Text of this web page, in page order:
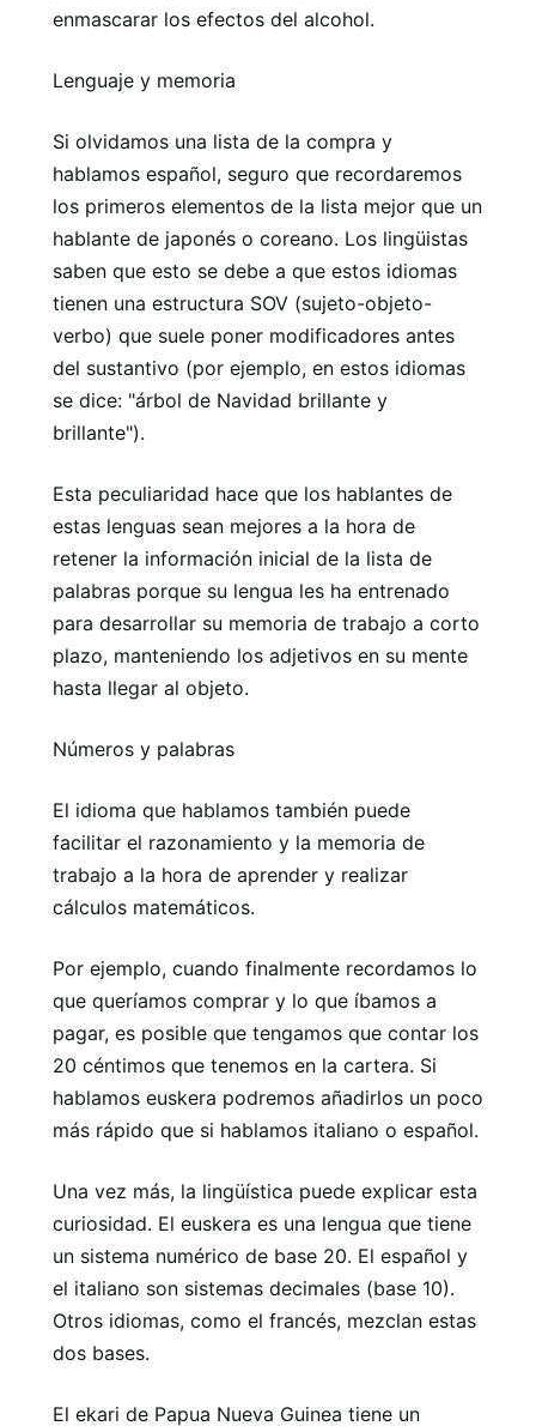
enmascarar los efectos del alcohol.
Lenguaje y memoria
Si olvidamos una lista de la compra y
hablamos español, seguro que recordaremos
los primeros elementos de la lista mejor que un
hablante de japonés o coreano. Los lingüistas
saben que esto se debe a que estos idiomas
tienen una estructura SOV (sujeto-objeto-
verbo) que suele poner modificadores antes
del sustantivo (por ejemplo, en estos idiomas
se dice: "árbol de Navidad brillante y
brillante").
Esta peculiaridad hace que los hablantes de
estas lenguas sean mejores a la hora de
retener la información inicial de la lista de
palabras porque su lengua les ha entrenado
para desarrollar su memoria de trabajo a corto
plazo, manteniendo los adjetivos en su mente
hasta llegar al objeto.
Números y palabras
El idioma que hablamos también puede
facilitar el razonamiento y la memoria de
trabajo a la hora de aprender y realizar
cálculos matemáticos.
Por ejemplo, cuando finalmente recordamos lo
que queríamos comprar y lo que íbamos a
pagar, es posible que tengamos que contar los
20 céntimos que tenemos en la cartera. Si
hablamos euskera podremos añadirlos un poco
más rápido que si hablamos italiano o español.
Una vez más, la lingüística puede explicar esta
curiosidad. El euskera es una lengua que tiene
un sistema numérico de base 20. El español y
el italiano son sistemas decimales (base 10).
Otros idiomas, como el francés, mezclan estas
dos bases.
El ekari de Papua Nueva Guinea tiene un